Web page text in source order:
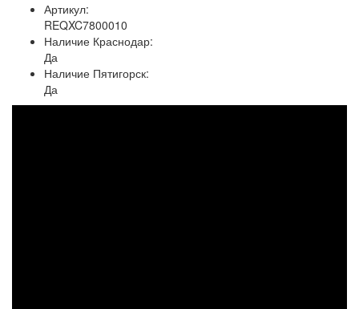
Артикул:
REQXC7800010
Наличие Краснодар:
Да
Наличие Пятигорск:
Да